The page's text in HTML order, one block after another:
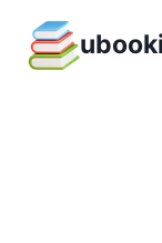
содержимому